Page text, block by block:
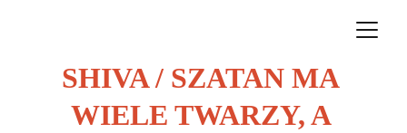
SHIVA / SZATAN MA
WIELE TWARZY, A